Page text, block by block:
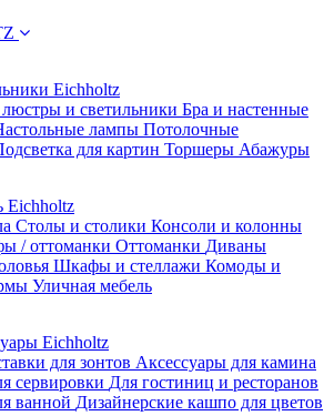
Eichholtz
и светильники Бра и настенные
лампы Потолочные
для картин Торшеры Абажуры
Eichholtz
Столы и столики Консоли и колонны
/ оттоманки Оттоманки Диваны
Шкафы и стеллажи Комоды и
Уличная мебель
Eichholtz
для зонтов Аксессуары для камина
сервировки Для гостиниц и ресторанов
ванной Дизайнерские кашпо для цветов